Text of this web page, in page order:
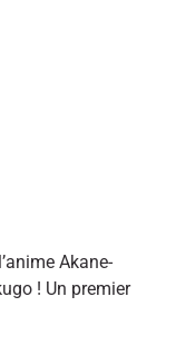
Akane-
! Un premier